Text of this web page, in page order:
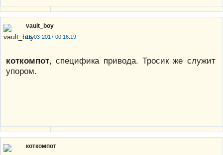
vault_boy
16-03-2017 00:16:19
коткомпот, специфика привода. Тросик же служит
упором.
коткомпот